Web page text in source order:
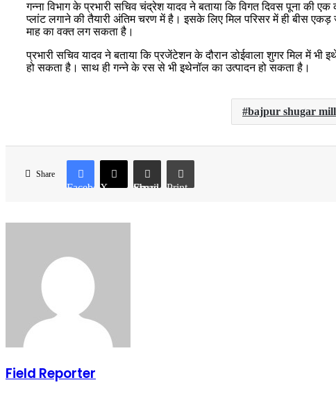
गन्ना विभाग के प्रभारी सचिव चंद्रेश यादव ने बताया कि विगत दिवस पूना की
प्लांट लगाने की तैयारी अंतिम चरण में है। इसके लिए मिल परिसर में ही बीस
माह का वक्त लग सकता है।
प्रभारी सचिव यादव ने बताया कि प्रजेंटेशन के दौरान डोईवाला शुगर मिल में
हो सकता है। साथ ही गन्ने के रस से भी इथेनॉल का उत्पादन हो सकता है।
bajpur shugar mill
Share
Facebook
X Share via Email Print
Field Reporter